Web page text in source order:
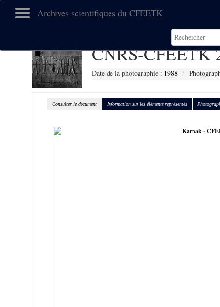
Archives scientifiques du CFEETK
CNRS-CFEETK
Date de la photographie : 1988
Consulter le document Information sur les éléments représentés